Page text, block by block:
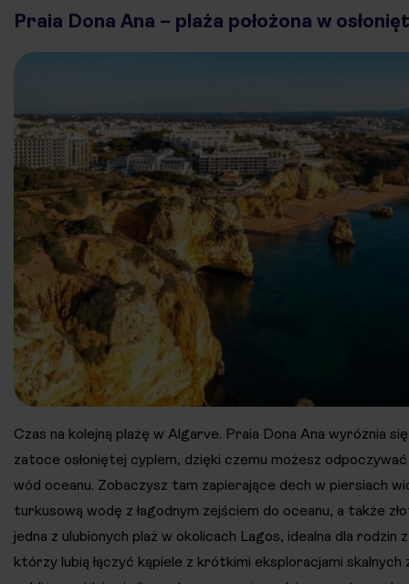
Praia Dona Ana – plaża położona w
Czas na kolejną plażę w Algarve. Praia Dona Ana wyróżnia
zatoce osłoniętej cyplem, dzięki czemu możesz
wód oceanu. Zobaczysz tam zapierające dech w piersiach
turkusową wodę z łagodnym zejściem do oceanu, a także
jedna z ulubionych plaż w okolicach Lagos, idealna dla rodzin
którzy lubią łączyć kąpiele z krótkimi eksploracjami skalnych